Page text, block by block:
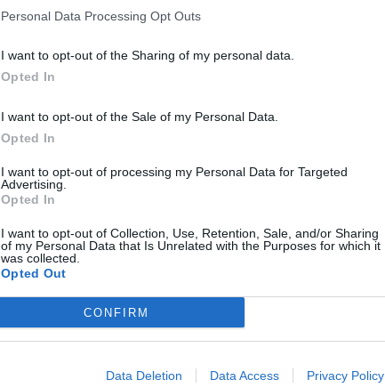
Personal Data Processing Opt Outs
I want to opt-out of the Sharing of my personal data.
Opted In
I want to opt-out of the Sale of my Personal Data.
Opted In
I want to opt-out of processing my Personal Data for Targeted
Advertising.
Opted In
I want to opt-out of Collection, Use, Retention, Sale, and/or Sharing
of my Personal Data that Is Unrelated with the Purposes for which it
was collected.
Opted Out
CONFIRM
Data Deletion Data Access Privacy Policy